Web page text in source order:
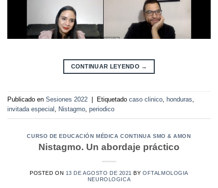
CONTINUAR LEYENDO →
Publicado en Sesiones 2022 Etiquetado caso clinico, honduras,
invitada especial , Nistagmo, periodico
CURSO DE EDUCACIÓN MÉDICA CONTINUA SMO & AMON
Nistagmo. Un abordaje práctico
POSTED ON 13 DE AGOSTO DE 2021 BYOFTALMOLOGIA
NEUROLOGICA